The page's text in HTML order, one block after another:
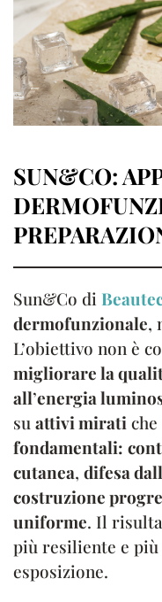
SUN&CO:
Sun&Co di
dermofunzionale,
L’obiettivo non è
migliorare la
all’energia
su attivi mirati
fondamentali:
cutanea, difesa
costruzione
uniforme. Il
più resiliente e
esposizione.